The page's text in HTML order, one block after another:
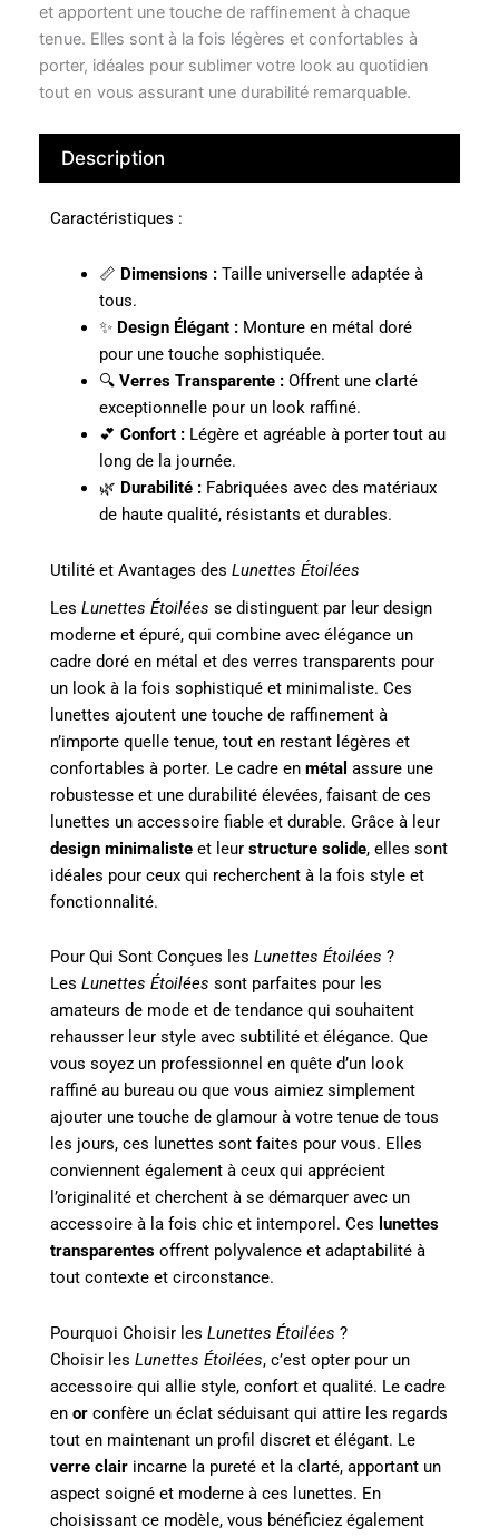
et apportent une touche de raffinement à chaque
tenue. Elles sont à la fois légères et confortables à
porter, idéales pour sublimer votre look au quotidien
tout en vous assurant une durabilité remarquable.
Description
Caractéristiques :
📏 Dimensions :Taille universelle adaptée à
tous.
✨ Design Élégant :Monture en métal doré
pour une touche sophistiquée.
🔍 Verres Transparente :Offrent une clarté
exceptionnelle pour un look raffiné.
💕 Confort :Légère et agréable à porter tout au
long de la journée.
🌿 Durabilité :Fabriquées avec des matériaux
de haute qualité, résistants et durables.
Utilité et Avantages des Lunettes Étoilées
Les Lunettes Étoilées se distinguent par leur design
moderne et épuré, qui combine avec élégance un
cadre doré en métal et des verres transparents pour
un look à la fois sophistiqué et minimaliste. Ces
lunettes ajoutent une touche de raffinement à
n’importe quelle tenue, tout en restant légères et
confortables à porter. Le cadre en métal assure une
robustesse et une durabilité élevées, faisant de ces
lunettes un accessoire fiable et durable. Grâce à leur
design minimaliste et leur structure solide, elles sont
idéales pour ceux qui recherchent à la fois style et
fonctionnalité.
Pour Qui Sont Conçues les Lunettes Étoilées ?
Les Lunettes Étoilées sont parfaites pour les
amateurs de mode et de tendance qui souhaitent
rehausser leur style avec subtilité et élégance. Que
vous soyez un professionnel en quête d’un look
raffiné au bureau ou que vous aimiez simplement
ajouter une touche de glamour à votre tenue de tous
les jours, ces lunettes sont faites pour vous. Elles
conviennent également à ceux qui apprécient
l’originalité et cherchent à se démarquer avec un
accessoire à la fois chic et intemporel. Ces lunettes
transparentes offrent polyvalence et adaptabilité à
tout contexte et circonstance.
Pourquoi Choisir les Lunettes Étoilées ?
Choisir les Lunettes Étoilées, c’est opter pour un
accessoire qui allie style, confort et qualité. Le cadre
en or confère un éclat séduisant qui attire les regards
tout en maintenant un profil discret et élégant. Le
verre clair incarne la pureté et la clarté, apportant un
aspect soigné et moderne à ces lunettes. En
choisissant ce modèle, vous bénéficiez également